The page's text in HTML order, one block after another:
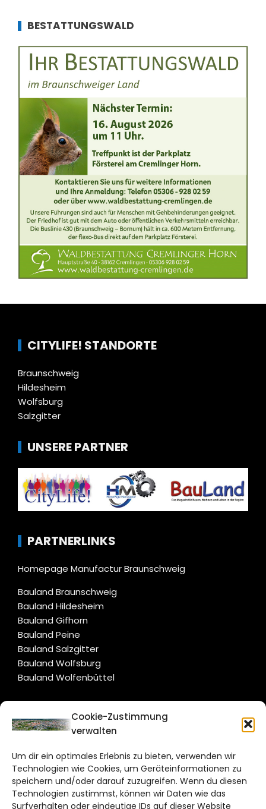
Cookie-Zustimmung
verwalten
Um dir ein optimales Erlebnis zu bieten, verwenden wir
Technologien wie Cookies, um Geräteinformationen zu
speichern und/oder darauf zuzugreifen. Wenn du diesen
Technologien zustimmst, können wir Daten wie das
Surfverhalten oder eindeutige IDs auf dieser Website
BESTATTUNGSWALD
CITYLIFE! STANDORTE
Braunschweig
Hildesheim
Wolfsburg
Salzgitter
UNSERE PARTNER
PARTNERLINKS
Homepage Manufactur Braunschweig
Bauland Braunschweig
Bauland Hildesheim
Bauland Gifhorn
Bauland Peine
Bauland Salzgitter
Bauland Wolfsburg
Bauland Wolfenbüttel
CITYLIFE!
Bruchtorwall 12
38100 Braunschweig
Telefon: 0531 387220 – 65